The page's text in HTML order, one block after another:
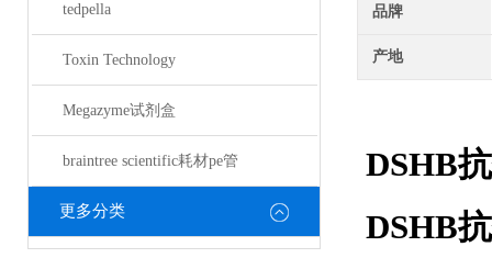
tedpella
Toxin Technology
Megazyme试剂盒
braintree scientific耗材pe管
更多分类
品牌
产地
DSHB
DSHB